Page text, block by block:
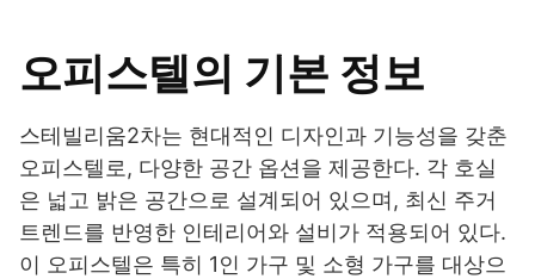
오피스텔의 기본 정보
스테빌리움2차는 현대적인 디자인과 기능성을 갖춘
오피스텔로, 다양한 공간 옵션을 제공한다. 각 호실
은 넓고 밝은 공간으로 설계되어 있으며, 최신 주거
트렌드를 반영한 인테리어와 설비가 적용되어 있다.
이 오피스텔은 특히 1인 가구 및 소형 가구를 대상으